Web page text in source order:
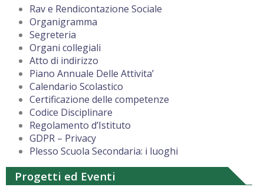
Rav e Rendicontazione Sociale
Organigramma
Segreteria
Organi collegiali
Atto di indirizzo
Piano Annuale Delle Attivita’
Calendario Scolastico
Certificazione delle competenze
Codice Disciplinare
Regolamento d’Istituto
GDPR – Privacy
Plesso Scuola Secondaria: i luoghi
Progetti ed Eventi